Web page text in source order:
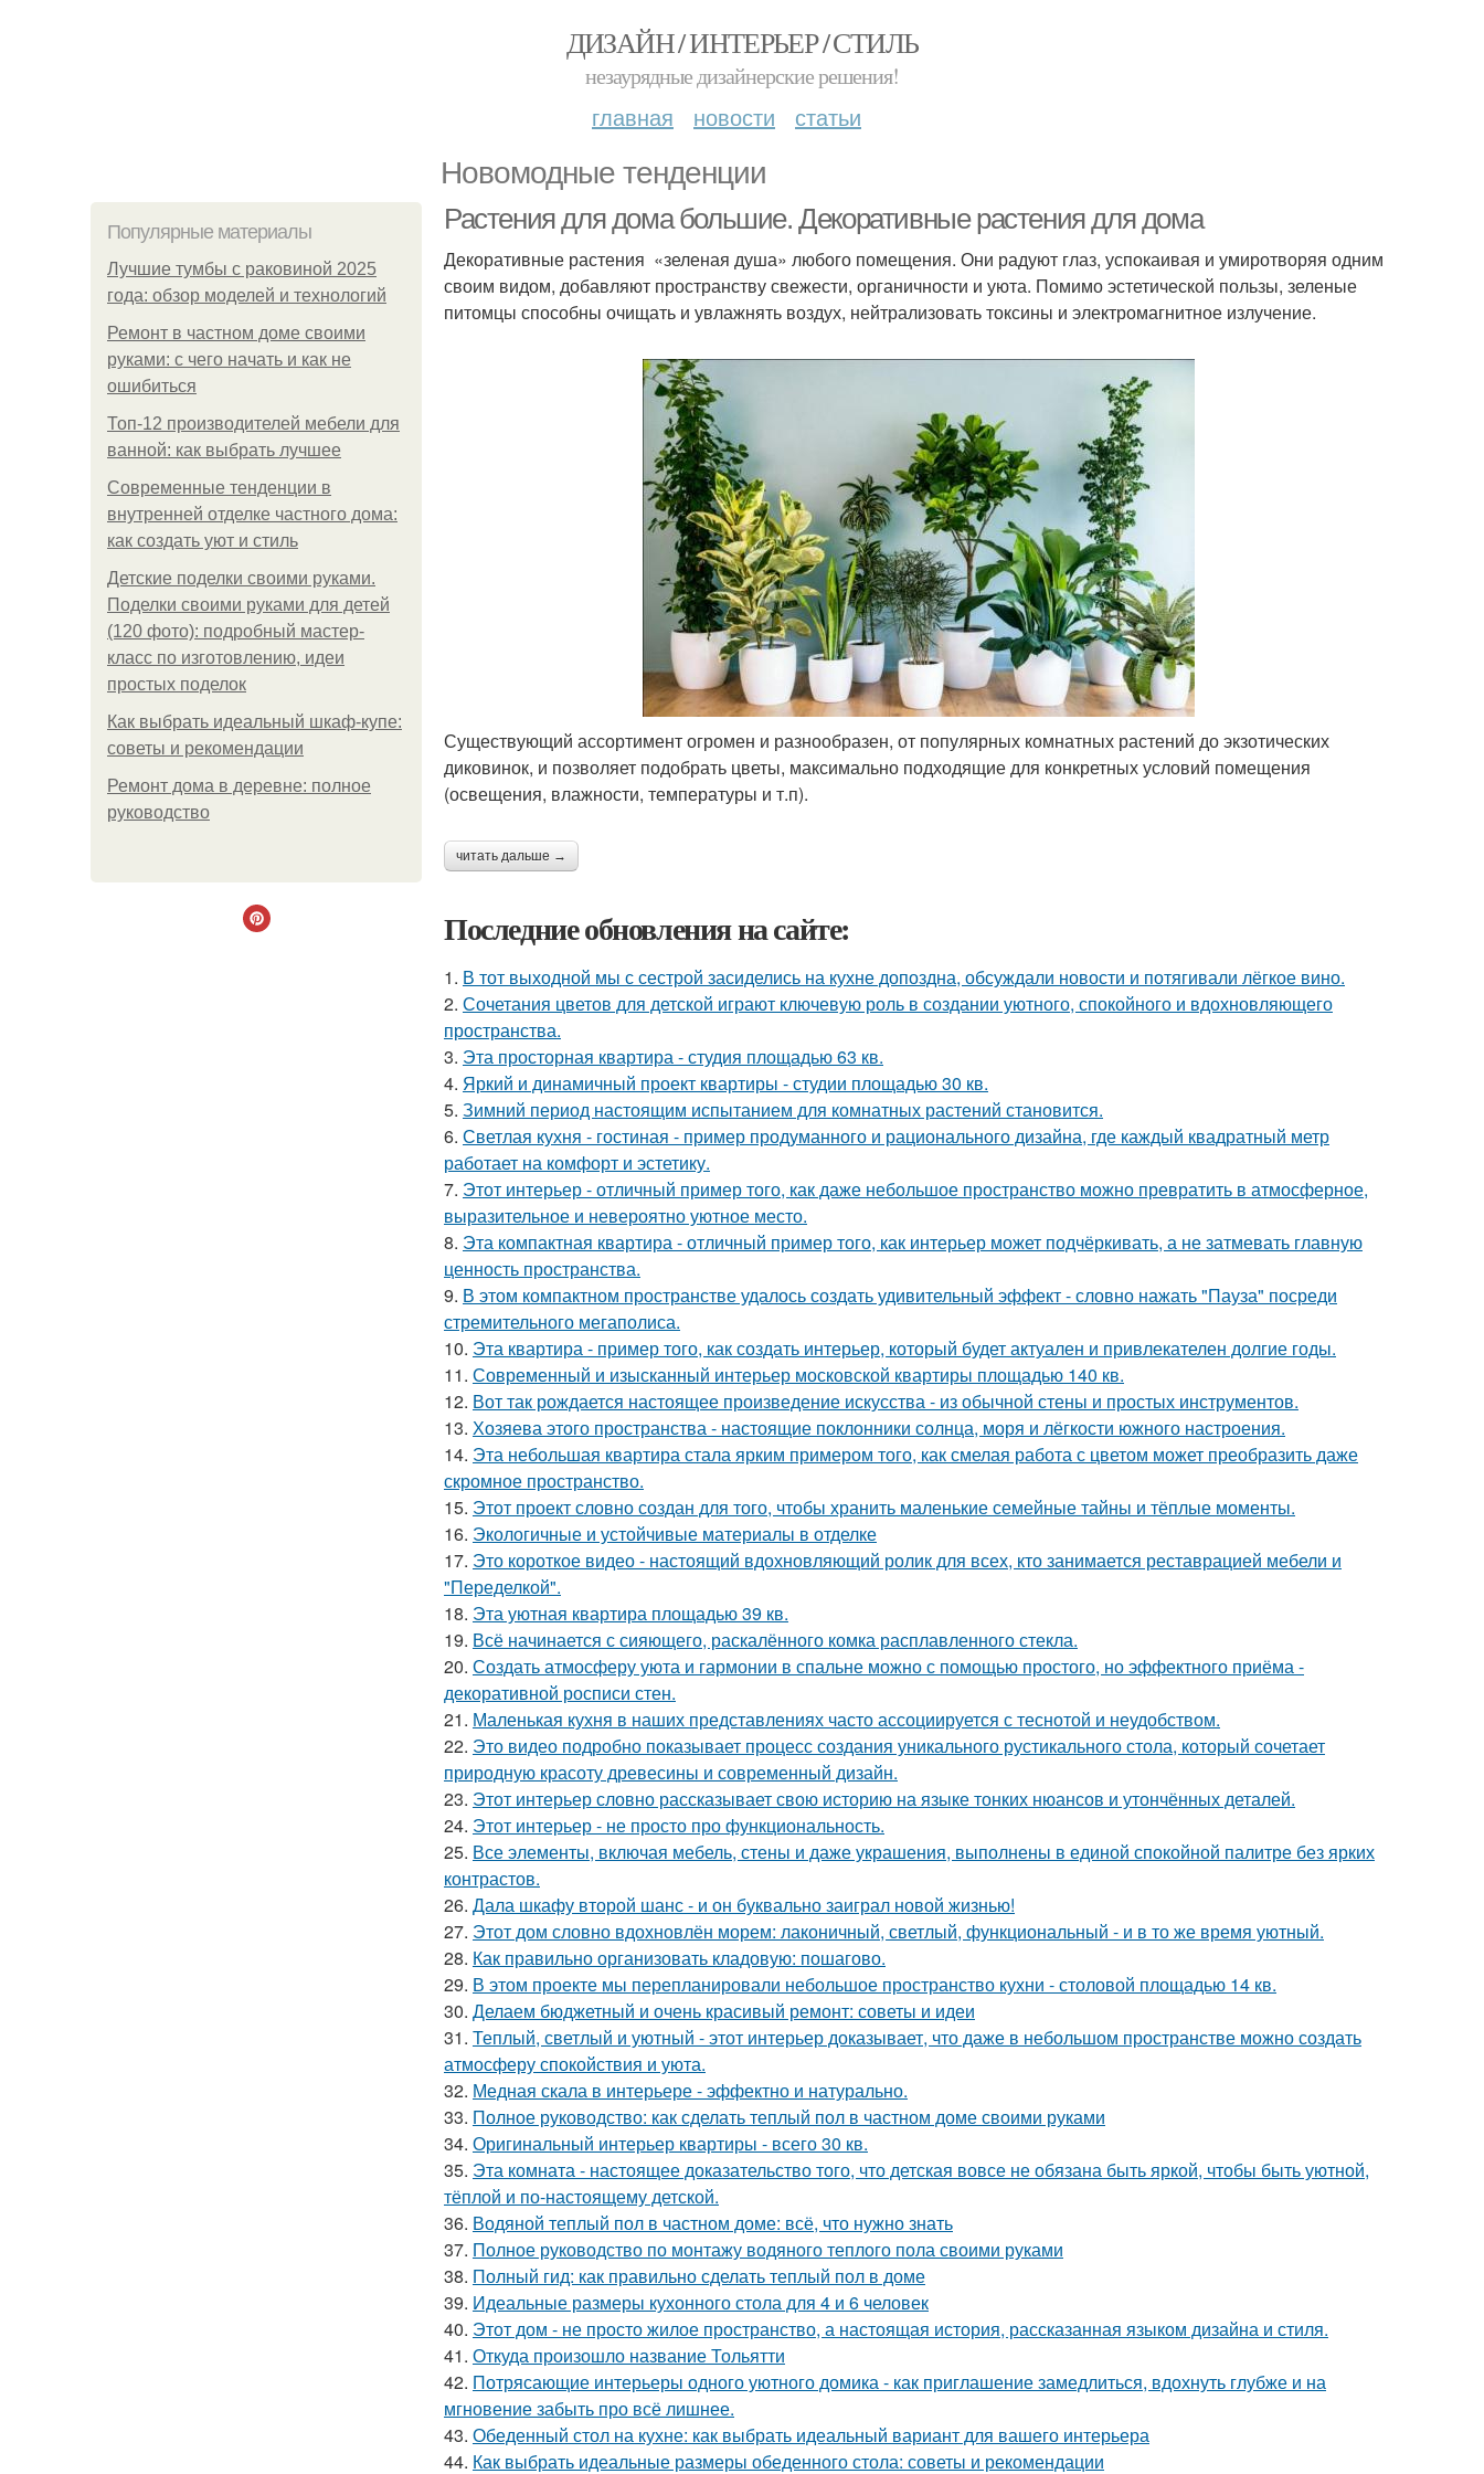
ДИЗАЙН / ИНТЕРЬЕР / СТИЛЬ
незаурядные дизайнерские решения!
главная новости статьи
Новомодные тенденции
Популярные материалы
Лучшие тумбы с раковиной 2025
года: обзор моделей и технологий
Ремонт в частном доме своими
руками: с чего начать и как не
ошибиться
Топ-12 производителей мебели для
ванной: как выбрать лучшее
Современные тенденции в
внутренней отделке частного дома:
как создать уют и стиль
Детские поделки своими руками.
Поделки своими руками для детей
(120 фото): подробный мастер-
класс по изготовлению, идеи
простых поделок
Как выбрать идеальный шкаф-купе:
советы и рекомендации
Ремонт дома в деревне: полное
руководство
Растения для дома большие. Декоративные растения для дома
Декоративные растения «зеленая душа» любого помещения. Они радуют глаз, успокаивая и умиротворяя одним
своим видом, добавляют пространству свежести, органичности и уюта. Помимо эстетической пользы, зеленые
питомцы способны очищать и увлажнять воздух, нейтрализовать токсины и электромагнитное излучение.
Существующий ассортимент огромен и разнообразен, от популярных комнатных растений до экзотических
диковинок, и позволяет подобрать цветы, максимально подходящие для конкретных условий помещения
(освещения, влажности, температуры и т.п).
читать дальше →
Последние обновления на сайте:
1. В тот выходной мы с сестрой засиделись на кухне допоздна, обсуждали новости и потягивали лёгкое вино.
2. Сочетания цветов для детской играют ключевую роль в создании уютного, спокойного и вдохновляющего
пространства.
3. Эта просторная квартира - студия площадью 63 кв.
4. Яркий и динамичный проект квартиры - студии площадью 30 кв.
5. Зимний период настоящим испытанием для комнатных растений становится.
6. Светлая кухня - гостиная - пример продуманного и рационального дизайна, где каждый квадратный метр
работает на комфорт и эстетику.
7. Этот интерьер - отличный пример того, как даже небольшое пространство можно превратить в атмосферное,
выразительное и невероятно уютное место.
8. Эта компактная квартира - отличный пример того, как интерьер может подчёркивать, а не затмевать главную
ценность пространства.
9. В этом компактном пространстве удалось создать удивительный эффект - словно нажать "Пауза" посреди
стремительного мегаполиса.
10. Эта квартира - пример того, как создать интерьер, который будет актуален и привлекателен долгие годы.
11. Современный и изысканный интерьер московской квартиры площадью 140 кв.
12. Вот так рождается настоящее произведение искусства - из обычной стены и простых инструментов.
13. Хозяева этого пространства - настоящие поклонники солнца, моря и лёгкости южного настроения.
14. Эта небольшая квартира стала ярким примером того, как смелая работа с цветом может преобразить даже
скромное пространство.
15. Этот проект словно создан для того, чтобы хранить маленькие семейные тайны и тёплые моменты.
16. Экологичные и устойчивые материалы в отделке
17. Это короткое видео - настоящий вдохновляющий ролик для всех, кто занимается реставрацией мебели и
"Переделкой".
18. Эта уютная квартира площадью 39 кв.
19. Всё начинается с сияющего, раскалённого комка расплавленного стекла.
20. Создать атмосферу уюта и гармонии в спальне можно с помощью простого, но эффектного приёма -
декоративной росписи стен.
21. Маленькая кухня в наших представлениях часто ассоциируется с теснотой и неудобством.
22. Это видео подробно показывает процесс создания уникального рустикального стола, который сочетает
природную красоту древесины и современный дизайн.
23. Этот интерьер словно рассказывает свою историю на языке тонких нюансов и утончённых деталей.
24. Этот интерьер - не просто про функциональность.
25. Все элементы, включая мебель, стены и даже украшения, выполнены в единой спокойной палитре без ярких
контрастов.
26. Дала шкафу второй шанс - и он буквально заиграл новой жизнью!
27. Этот дом словно вдохновлён морем: лаконичный, светлый, функциональный - и в то же время уютный.
28. Как правильно организовать кладовую: пошагово.
29. В этом проекте мы перепланировали небольшое пространство кухни - столовой площадью 14 кв.
30. Делаем бюджетный и очень красивый ремонт: советы и идеи
31. Теплый, светлый и уютный - этот интерьер доказывает, что даже в небольшом пространстве можно создать
атмосферу спокойствия и уюта.
32. Медная скала в интерьере - эффектно и натурально.
33. Полное руководство: как сделать теплый пол в частном доме своими руками
34. Оригинальный интерьер квартиры - всего 30 кв.
35. Эта комната - настоящее доказательство того, что детская вовсе не обязана быть яркой, чтобы быть уютной,
тёплой и по-настоящему детской.
36. Водяной теплый пол в частном доме: всё, что нужно знать
37. Полное руководство по монтажу водяного теплого пола своими руками
38. Полный гид: как правильно сделать теплый пол в доме
39. Идеальные размеры кухонного стола для 4 и 6 человек
40. Этот дом - не просто жилое пространство, а настоящая история, рассказанная языком дизайна и стиля.
41. Откуда произошло название Тольятти
42. Потрясающие интерьеры одного уютного домика - как приглашение замедлиться, вдохнуть глубже и на
мгновение забыть про всё лишнее.
43. Обеденный стол на кухне: как выбрать идеальный вариант для вашего интерьера
44. Как выбрать идеальные размеры обеденного стола: советы и рекомендации